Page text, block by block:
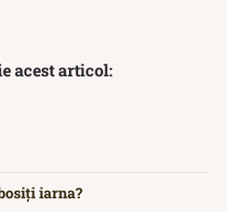
acest articol:
iarna?